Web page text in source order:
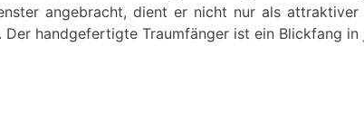
angebracht, dient er nicht nur als
handgefertigte Traumfänger ist ein Blickfang in